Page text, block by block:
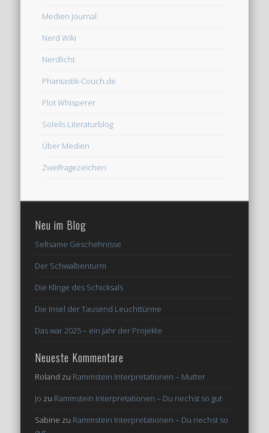
Medien Journal
Nerd Wiki
Nerdlicht
Phantastik-Couch.de
Plot Whisperer
Soleils Literaturblog
Über Medien
Zweifragezeichen
Neu im Blog
Seltsame Geschehnisse
Der Schwalbenturm
Die Klinge des Schicksals
Die Insel der Tausend Leuchttürme
Das war 2025 – ein Jahr der Projekte
Neueste Kommentare
Roland zu Rammstein Interpretationen – Mutter
Jo zu Rammstein Interpretationen – Du riechst so gut
Sabine zu Rammstein Interpretationen – Du riechst so